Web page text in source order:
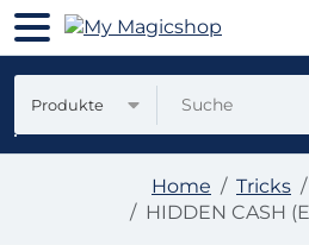
Produkte
Home Tricks
HIDDEN CASH